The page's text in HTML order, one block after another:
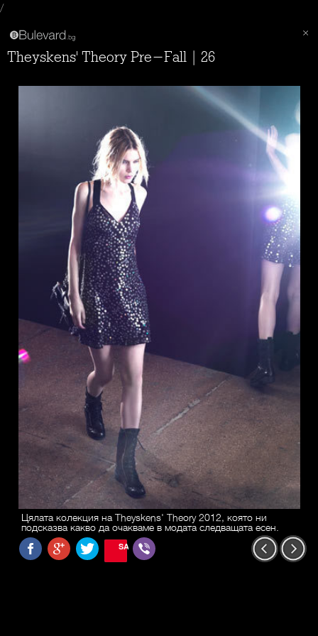
/
Theyskens' Theory Pre-Fall | 26
Цялата колекция на Theyskens' Theory 2012, която ни
подсказва какво да очакваме в модата следващата есен.
SAVE